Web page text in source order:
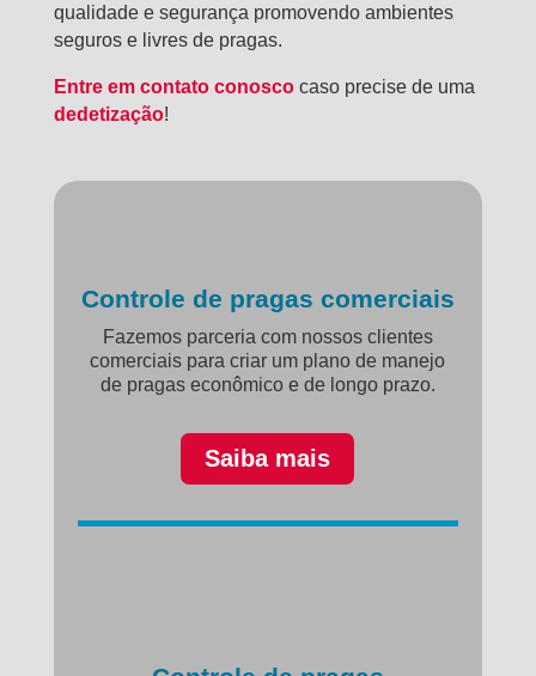
qualidade e segurança promovendo ambientes
seguros e livres de pragas.
Entre em contato conoscocaso precise de uma
dedetização!
Controle de pragas comerciais
Fazemos parceria com nossos clientes
comerciais para criar um plano de manejo
de pragas econômico e de longo prazo.
Saiba mais